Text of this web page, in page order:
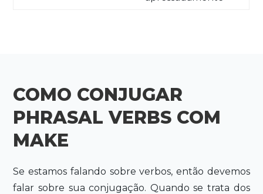
COMO CONJUGAR
PHRASAL VERBS COM
MAKE
Se estamos falando sobre verbos, então devemos
falar sobre sua conjugação. Quando se trata dos